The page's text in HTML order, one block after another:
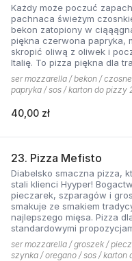
Każdy może poczuć zapach Sycylii: pizza
pachnaca świeżym
bekon zatopiony w
piękna czerwona papryka,
skropić oliwą z oliwek i
Italię. To pizza piękna dla
podniebienia
ser mozzarella / bekon /
papryka / sos / karton do pizzy
40,00 zł
23. Pizza Mefisto
Diabelsko smaczna pizza,
stali klienci Hyyper!
pieczarek, szparagów i
smakuje ze smakiem
najlepszego mięsa. Pizza
standardowymi
ser mozzarella / groszek /
szynka / oregano / sos / karton